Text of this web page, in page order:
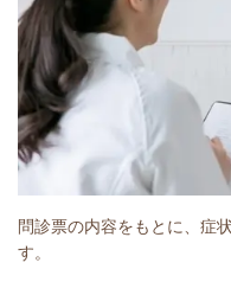
問診票の内容をもとに、症
す。